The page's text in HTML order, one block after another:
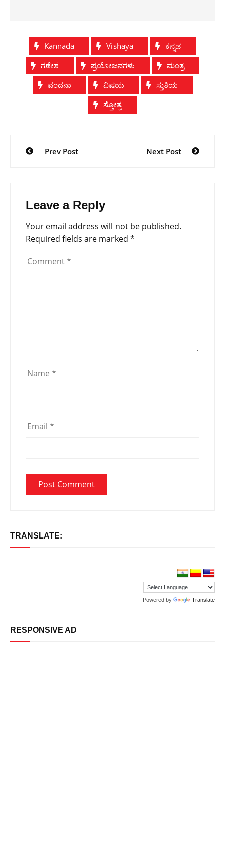
Kannada Vishaya
ಕನ್ನಡ
ಗಣೇಶ
ಪ್ರಯೋಜನಗಳು
ಮಂತ್ರ
ವಂದನಾ
ವಿಷಯ
ಸ್ತುತಿಯ
ಸ್ತೋತ್ರ
navigation
Prev Post Next Post
Leave a Reply
Your email address will not be published.
Required fields are marked *
Comment *
Name *
Email *
TRANSLATE:
Powered by Translate
RESPONSIVE AD